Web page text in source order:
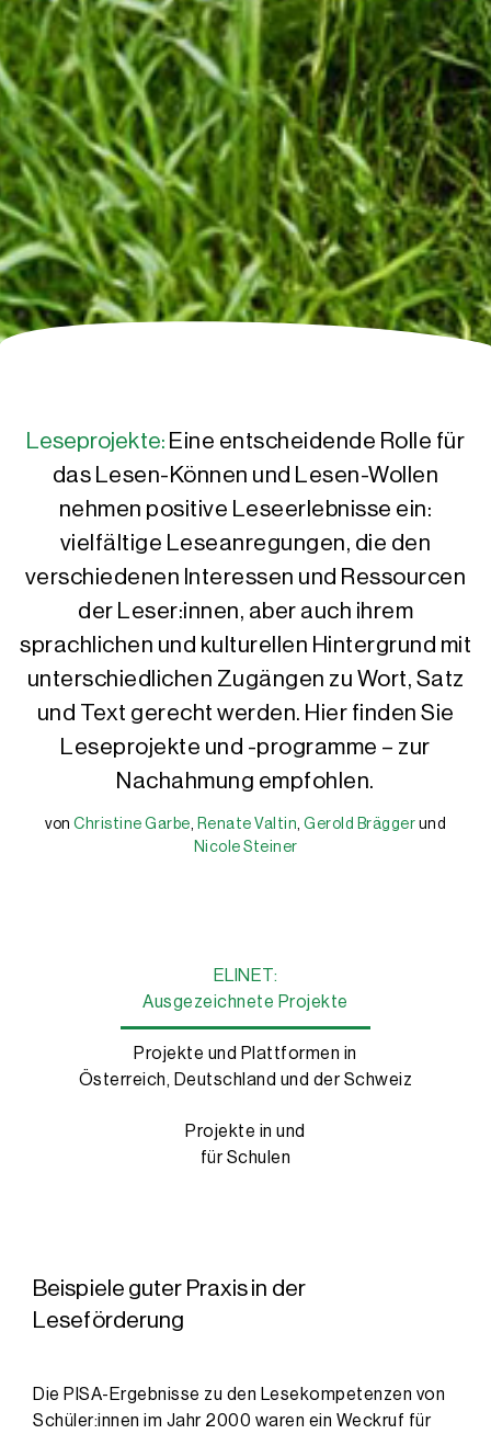
Leseprojekte: Eine entscheidende Rolle für
das Lesen-Können und Lesen-Wollen
nehmen positive Leseerlebnisse ein:
vielfältige Leseanregungen, die den
verschiedenen Interessen und Ressourcen
der Leser:innen, aber auch ihrem
sprachlichen und kulturellen Hintergrund mit
unterschiedlichen Zugängen zu Wort, Satz
und Text gerecht werden. Hier finden Sie
Leseprojekte und -programme – zur
Nachahmung empfohlen.
von
Vita Profil Leseexpertise herunterladen
Christine Garbe Renate Valtin Gerold Brägger und
Nicole Steiner
ELINET:
Ausgezeichnete Projekte
Projekte und Plattformen in
Österreich, Deutschland und der Schweiz
Projekte in und
für Schulen
Beispiele guter Praxis in der
Leseförderung
Die PISA-Ergebnisse zu den Lesekompetenzen von
Schüler:innen im Jahr 2000 waren ein Weckruf für